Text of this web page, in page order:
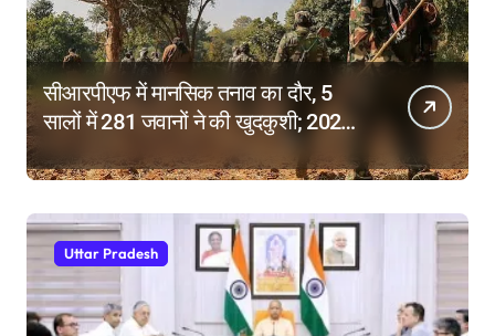
सीआरपीएफ में मानसिक तनाव का दौर, 5
सालों में 281 जवानों ने की खुदकुशी; 2025
Uttar Pradesh